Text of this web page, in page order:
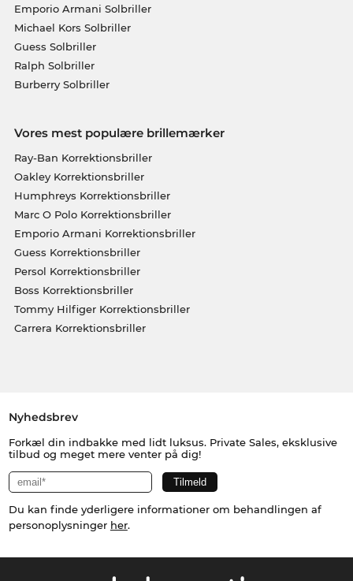
Emporio Armani Solbriller
Michael Kors Solbriller
Guess Solbriller
Ralph Solbriller
Burberry Solbriller
Vores mest populære brillemærker
Ray-Ban Korrektionsbriller
Oakley Korrektionsbriller
Humphreys Korrektionsbriller
Marc O Polo Korrektionsbriller
Emporio Armani Korrektionsbriller
Guess Korrektionsbriller
Persol Korrektionsbriller
Boss Korrektionsbriller
Tommy Hilfiger Korrektionsbriller
Carrera Korrektionsbriller
Nyhedsbrev
Forkæl din indbakke med lidt luksus. Private Sales, eksklusive
tilbud og meget mere venter på dig!
Du kan finde yderligere informationer om behandlingen af
personoplysninger her.